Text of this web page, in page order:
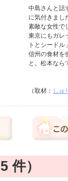
中島さんと話
に気付きまし
素敵な女性で
東京にもガレ
トとシード
信州の食材を
と。松本な
（取材： しゅ
5 件）